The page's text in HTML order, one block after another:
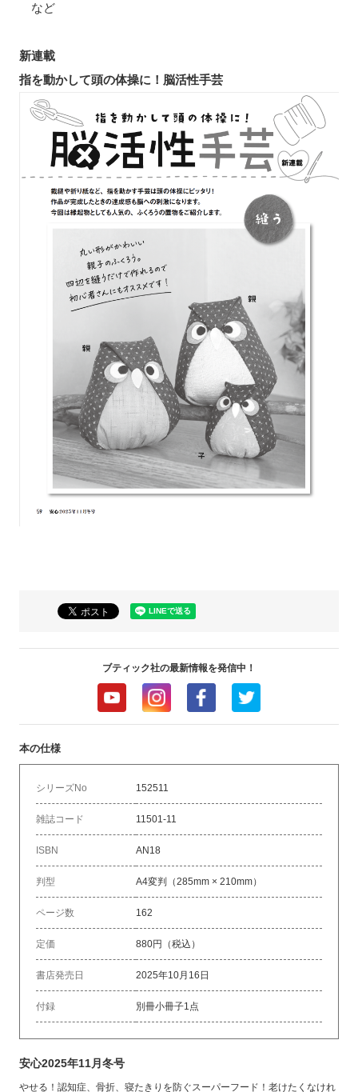
など
新連載
指を動かして頭の体操に！脳活性手芸
ブティック社の最新情報を発信中！
本の仕様
シリーズNo 152511
雑誌コード 11501-11
ISBN AN18
判型 A4変判（285mm × 210mm）
ページ数 162
定価 880円（税込）
書店発売日 2025年10月16日
付録 別冊小冊子1点
安心2025年11月冬号
やせる！認知症、骨折、寝たきりを防ぐスーパーフード！老けたくなけれ